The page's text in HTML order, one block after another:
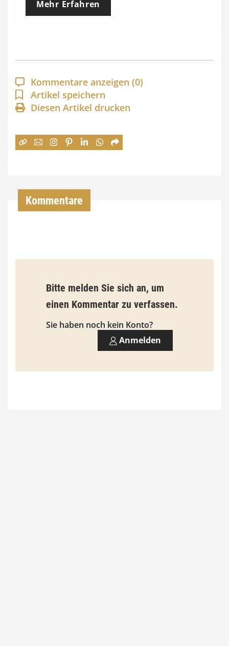
p
a
n
n
:
€
i
s
9
0
Mehr Erfahren
Kommentare anzeigen (0)
Artikel speichern
Diesen Artikel drucken
Kommentare
Bitte melden Sie sich an, um
einen Kommentar zu verfassen.
Sie haben noch kein Konto?
Anmelden